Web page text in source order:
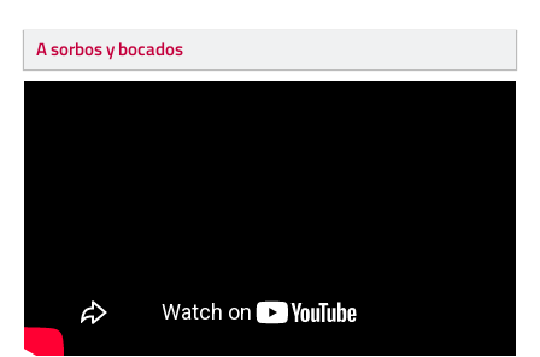
A sorbos y bocados